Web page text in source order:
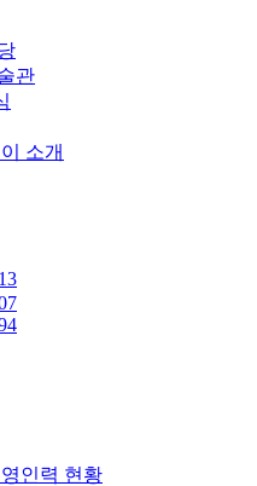
관
소개
인력 현황